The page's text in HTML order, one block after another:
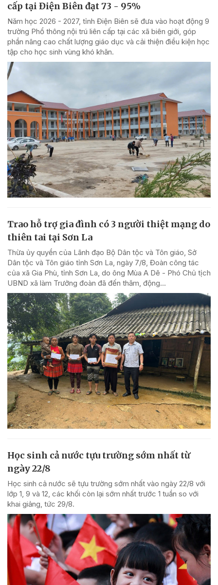
cấp tại Điện Biên đạt 73 - 95%
Năm học 2026 - 2027, tỉnh Điện Biên sẽ đưa vào hoạt động 9
trường Phổ thông nội trú liên cấp tại các xã biên giới, góp
phần nâng cao chất lượng giáo dục và cải thiện điều kiện học
tập cho học sinh vùng khó khăn.
Trao hỗ trợ gia đình có 3 người thiệt mạng do
thiên tai tại Sơn La
Thừa ủy quyền của Lãnh đạo Bộ Dân tộc và Tôn giáo, Sở
Dân tộc và Tôn giáo tỉnh Sơn La, ngày 7/8, Đoàn công tác
của xã Gia Phù, tỉnh Sơn La, do ông Mùa A Dê - Phó Chủ tịch
UBND xã làm Trưởng đoàn đã đến thăm, động...
Học sinh cả nước tựu trường sớm nhất từ
ngày 22/8
Học sinh cả nước sẽ tựu trường sớm nhất vào ngày 22/8 với
lớp 1, 9 và 12, các khối còn lại sớm nhất trước 1 tuần so với
khai giảng, tức 29/8.